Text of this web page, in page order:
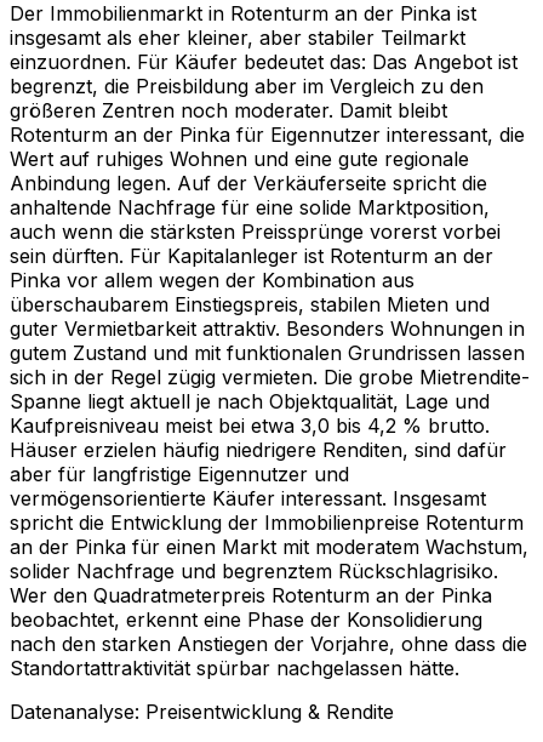
Der Immobilienmarkt in Rotenturm an der Pinka ist
insgesamt als eher kleiner, aber stabiler Teilmarkt
einzuordnen. Für Käufer bedeutet das: Das Angebot ist
begrenzt, die Preisbildung aber im Vergleich zu den
größeren Zentren noch moderater. Damit bleibt
Rotenturm an der Pinka für Eigennutzer interessant, die
Wert auf ruhiges Wohnen und eine gute regionale
Anbindung legen. Auf der Verkäuferseite spricht die
anhaltende Nachfrage für eine solide Marktposition,
auch wenn die stärksten Preissprünge vorerst vorbei
sein dürften. Für Kapitalanleger ist Rotenturm an der
Pinka vor allem wegen der Kombination aus
überschaubarem Einstiegspreis, stabilen Mieten und
guter Vermietbarkeit attraktiv. Besonders Wohnungen in
gutem Zustand und mit funktionalen Grundrissen lassen
sich in der Regel zügig vermieten. Die grobe Mietrendite-
Spanne liegt aktuell je nach Objektqualität, Lage und
Kaufpreisniveau meist bei etwa 3,0 bis 4,2 % brutto.
Häuser erzielen häufig niedrigere Renditen, sind dafür
aber für langfristige Eigennutzer und
vermögensorientierte Käufer interessant. Insgesamt
spricht die Entwicklung der Immobilienpreise Rotenturm
an der Pinka für einen Markt mit moderatem Wachstum,
solider Nachfrage und begrenztem Rückschlagrisiko.
Wer den Quadratmeterpreis Rotenturm an der Pinka
beobachtet, erkennt eine Phase der Konsolidierung
nach den starken Anstiegen der Vorjahre, ohne dass die
Standortattraktivität spürbar nachgelassen hätte.
Datenanalyse: Preisentwicklung & Rendite